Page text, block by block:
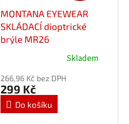
MONTANA EYEWEAR
SKLÁDACÍ dioptrické
brýle MR26
produktu
je
5,0
z
Skladem
266,96 Kč bez DPH
299 Kč
Do košíku